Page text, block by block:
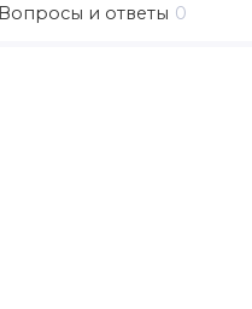
Вопросы и ответы 0